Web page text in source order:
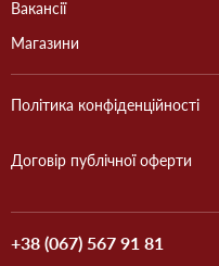
Вакансії
Магазини
Політика конфіденційності
Договір публічної оферти
+38 (067) 567 91 81